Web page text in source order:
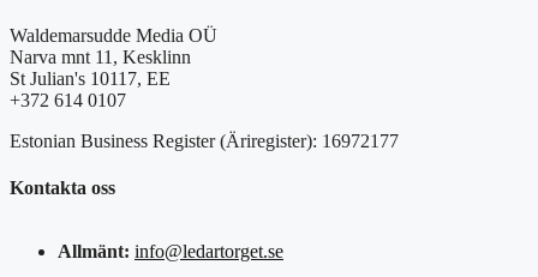
Waldemarsudde Media OÜ
Narva mnt 11, Kesklinn
St Julian's 10117, EE
+372 614 0107
Estonian Business Register (Äriregister): 16972177
Kontakta oss
Allmänt: info@ledartorget.se